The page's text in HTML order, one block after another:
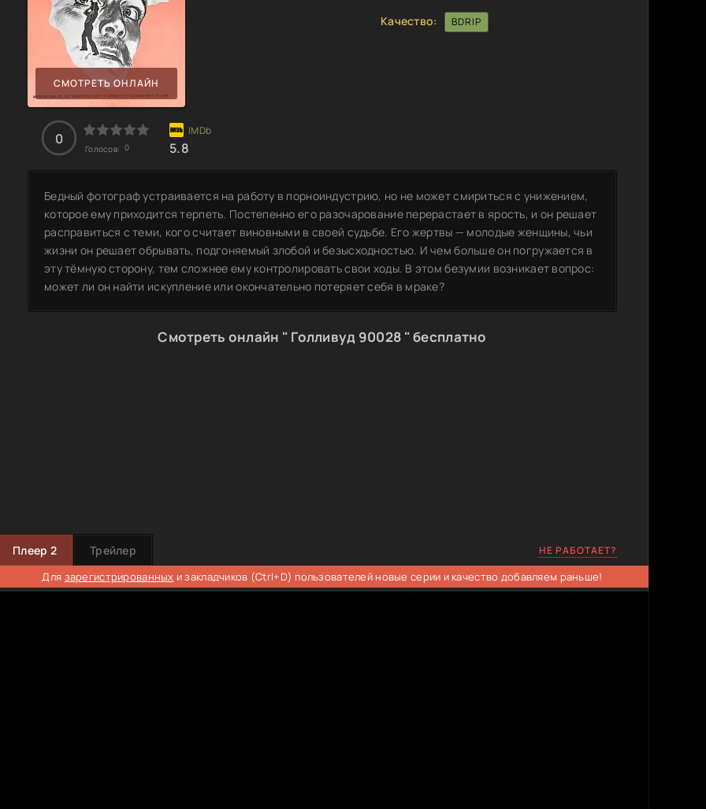
СМОТРЕТЬ ОНЛАЙН
Качество:
BDRIP
0
Голосов: 0 5.8
Бедный фотограф устраивается на работу в порноиндустрию, но не может смириться с унижением,
которое ему приходится терпеть. Постепенно его разочарование перерастает в ярость, и он решает
расправиться с теми, кого считает виновными в своей судьбе. Его жертвы — молодые женщины, чьи
жизни он решает обрывать, подгоняемый злобой и безысходностью. И чем больше он погружается в
эту тёмную сторону, тем сложнее ему контролировать свои ходы. В этом безумии возникает вопрос:
может ли он найти искупление или окончательно потеряет себя в мраке?
Смотреть онлайн " Голливуд 90028 " бесплатно
Плеер 2 Трейлер НЕ РАБОТАЕТ?
Для зарегистрированных и закладчиков (Ctrl+D) пользователей новые серии и качество добавляем раньше!